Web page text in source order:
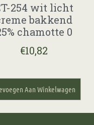
254 wit licht
bakkend
chamotte 0
€10,82
Aan Winkelwagen